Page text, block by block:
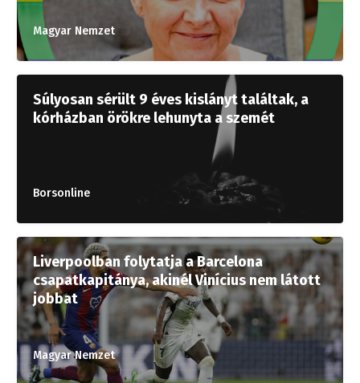
Magyar Nemzet
Súlyosan sérült 9 éves kislányt találtak, a
kórházban örökre lehunyta a szemét
Borsonline
Liverpoolban folytatja a Barcelona
csapatkapitánya, akinél Vinícius nem látott
jobbat
Magyar Nemzet